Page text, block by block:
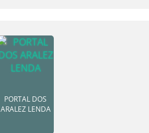
PORTAL DOS
ARALEZ LENDA